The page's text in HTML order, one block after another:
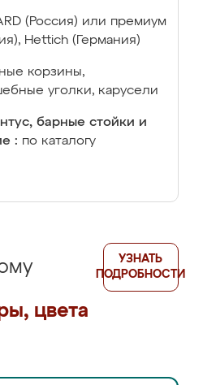
(Россия) или премиум
Hettich (Германия)
корзины,
уголки, карусели
барные стойки и
: по каталогу
цвета
УЗНАТЬ
ПОДРОБНОСТИ